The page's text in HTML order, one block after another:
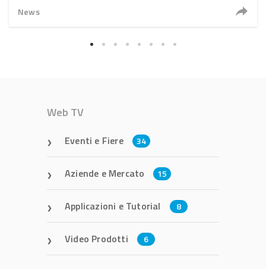
News
Web TV
Eventi e Fiere 34
Aziende e Mercato 15
Applicazioni e Tutorial 8
Video Prodotti 6